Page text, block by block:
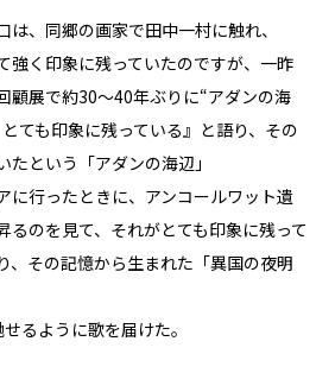
、同郷の画家で田中一村に触れ、
強く印象に残っていたのですが、一昨
顧展で約30〜40年ぶりに“アダンの海
ても印象に残っている』と語り、その
という「アダンの海辺」
に行ったときに、アンコールワット遺
るのを見て、それがとても印象に残って
、その記憶から生まれた「異国の夜明
るように歌を届けた。